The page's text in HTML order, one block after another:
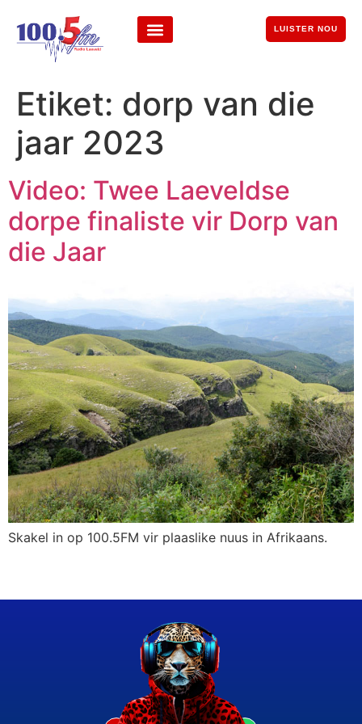
LUISTER NOU
Etiket: dorp van die
jaar 2023
Video: Twee Laeveldse
dorpe finaliste vir Dorp van
die Jaar
Skakel in op 100.5FM vir plaaslike nuus in Afrikaans.